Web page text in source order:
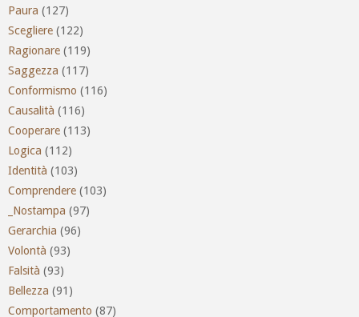
Paura (127)
Scegliere (122)
Ragionare (119)
Saggezza (117)
Conformismo (116)
Causalità (116)
Cooperare (113)
Logica (112)
Identità (103)
Comprendere (103)
_Nostampa (97)
Gerarchia (96)
Volontà (93)
Falsità (93)
Bellezza (91)
Comportamento (87)